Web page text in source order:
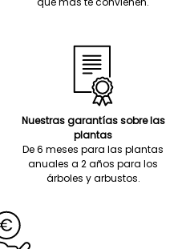
Nuestras garantías sobre las
plantas
De 6 meses para las plantas
anuales a 2 años para los
árboles y arbustos.